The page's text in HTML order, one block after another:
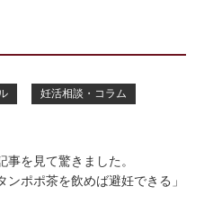
妊活相談・コラム
を見て驚きました。
ポポ茶を飲めば避妊できる」